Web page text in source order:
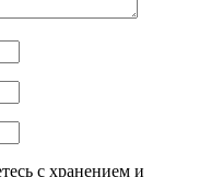
с хранением и